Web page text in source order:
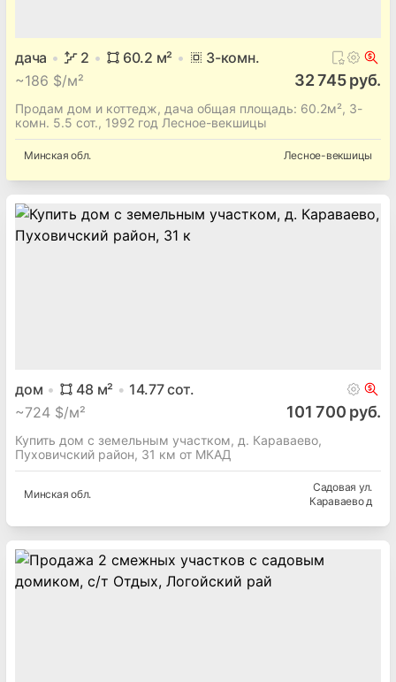
дача 2 60.2 м² 3-комн.
~186 $/м² 32 745 руб.
Продам дом и коттедж, дача общая площадь: 60.2м², 3-
комн. 5.5 сот., 1992 год Лесное-векшицы
Минская обл. Лесное-векшицы
дом 48 м² 14.77сот.
~724 $/м² 101 700 руб.
Купить дом с земельным участком, д. Караваево,
Пуховичский район, 31 км от МКАД
Минская обл.
Садовая ул.
Караваево д